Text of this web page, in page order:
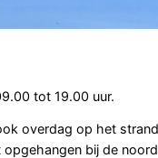
tot 19.00 uur.
overdag op het
bij de